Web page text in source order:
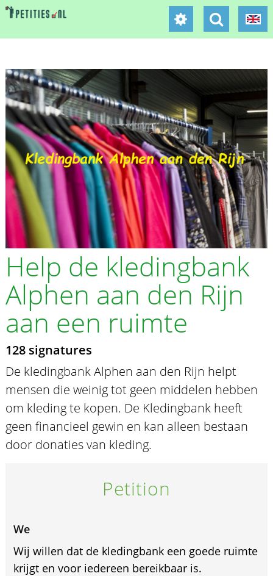
Help de kledingbank
Alphen aan den Rijn
aan een ruimte
128 signatures
De kledingbank Alphen aan den Rijn helpt
mensen die weinig tot geen middelen hebben
om kleding te kopen. De Kledingbank heeft
geen financieel gewin en kan alleen bestaan
door donaties van kleding.
Petition
We
Wij willen dat de kledingbank een goede ruimte
krijgt en voor iedereen bereikbaar is.